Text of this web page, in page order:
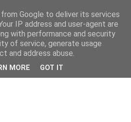
ljus i mörkret
i tillvaron
odling, och andra tankar om livet
Google to deliver its services
IP address and user-agent are
with performance and security
of service, generate usage
and address abuse.
MORE GOT IT